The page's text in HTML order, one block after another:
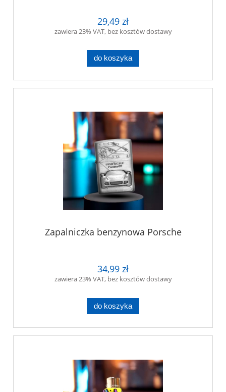
29,49 zł
zawiera 23% VAT, bez kosztów dostawy
do koszyka
Zapalniczka benzynowa Porsche
34,99 zł
zawiera 23% VAT, bez kosztów dostawy
do koszyka